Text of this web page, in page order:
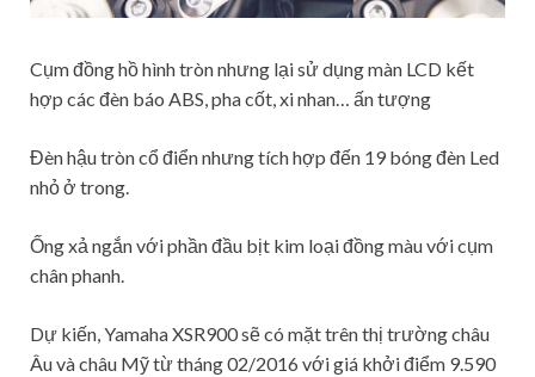
Cụm đồng hồ hình tròn nhưng lại sử dụng màn LCD kết
hợp các đèn báo ABS, pha cốt, xi nhan… ấn tượng
Đèn hậu tròn cổ điển nhưng tích hợp đến 19 bóng đèn Led
nhỏ ở trong.
Ống xả ngắn với phần đầu bịt kim loại đồng màu với cụm
chân phanh.
Dự kiến, Yamaha XSR900 sẽ có mặt trên thị trường châu
Âu và châu Mỹ từ tháng 02/2016 với giá khởi điểm 9.590